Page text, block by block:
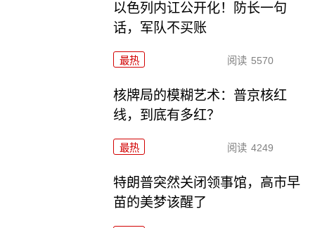
以色列内讧公开化！防长一句
话，军队不买账
最热 阅读 5570
核牌局的模糊艺术：普京核红
线，到底有多红？
最热 阅读 4249
特朗普突然关闭领事馆，高市早
苗的美梦该醒了